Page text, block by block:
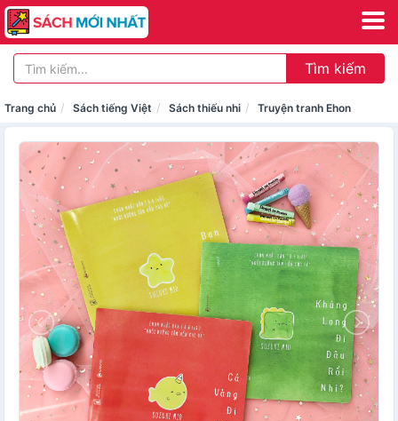
Tìm kiếm
Trang chủ Sách tiếng Việt Sách thiếu nhi Truyện tranh Ehon